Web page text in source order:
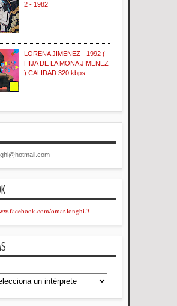
2 - 1982
LORENA JIMENEZ - 1992 (
HIJA DE LA MONA JIMENEZ
) CALIDAD 320 kbps
omar.longhi.3